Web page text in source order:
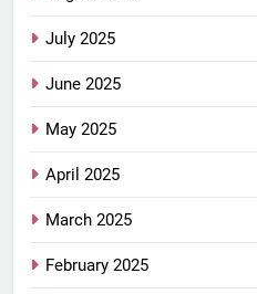
July 2025
June 2025
May 2025
April 2025
March 2025
February 2025